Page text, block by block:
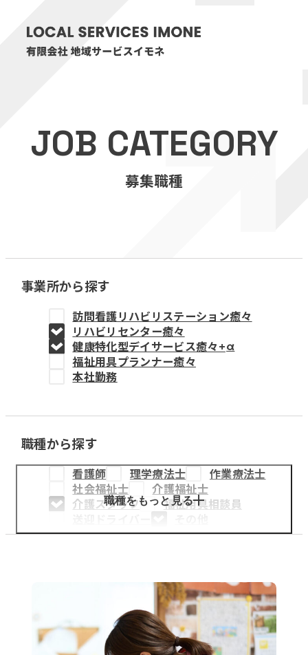
医療・介護事業
訪問看護リハビリステーション癒々
福祉用具プランナー癒々
教育事業
姫路中央こども園
姫路中央保育園
採用情報
医療・介護事業
募集職種
JOB CATEGORY
募集職種
事業所から探す
訪問看護リハビリステーション癒々
リハビリセンター癒々
健康特化型デイサービス癒々+α
福祉用具プランナー癒々
本社勤務
職種から探す
看護師 理学療法士
作業療法士
社会福祉士
介護福祉士
介護スタッフ
福祉用具相談員
職種をもっと見る